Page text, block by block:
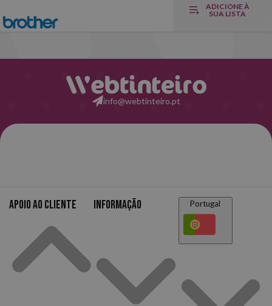
ADICIONE À
SUA LISTA
info@webtinteiro.pt
Apoio ao cliente Informação Portugal